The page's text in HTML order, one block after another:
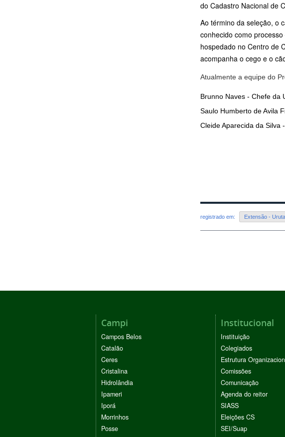
do Cadastro Nacional de
Ao término da seleção, o
conhecido como processo
hospedado no Centro de
acompanha o cego e o
Atualmente a equipe do
Brunno Naves - Chefe da
Saulo Humberto de Avila
Cleide Aparecida da Silva
registrado em: Extensão -
Campi
Campos Belos
Catalão
Ceres
Cristalina
Hidrolândia
Ipameri
Iporá
Morrinhos
Posse
Institucional
Instituição
Colegiados
Estrutura
Comissões
Comunicação
Agenda do reitor
SIASS
Eleições CS
SEI/Suap